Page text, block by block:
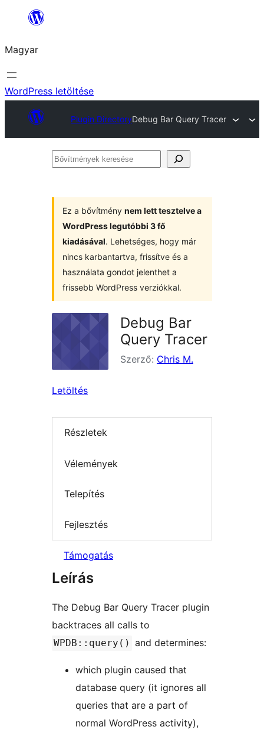
Ugrás
tartalomhoz
Magyar
WordPress letöltése
Plugin DirectoryDebug Bar Query Tracer
Bővítmények
Ez a bővítmény nem lett tesztelve a
WordPress legutóbbi 3 fő
kiadásával. Lehetséges, hogy már
nincs karbantartva, frissítve és a
használata gondot jelenthet a
frissebb WordPress verziókkal.
Debug Bar
Query Tracer
Szerző: Chris M.
Letöltés
Részletek
Vélemények
Telepítés
Fejlesztés
Támogatás
Leírás
The Debug Bar Query Tracer plugin
backtraces all calls to
WPDB::query() and determines:
which plugin caused that
database query (it ignores all
queries that are a part of
normal WordPress activity),